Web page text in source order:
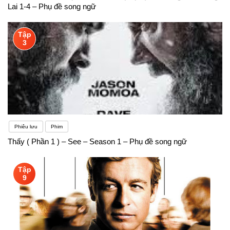
định nghĩa khác nhau cho một từ tiếng Anh sẽ có
các phần khác nhau trong lời nói, vì vậy rất dễ dàng
để phân biệt chúng
Lai 1-4 – Phụ đề song ngữ
Tập
3
Phiêu lưu Phim
Thấy ( Phần 1 ) – See – Season 1 – Phụ đề song ngữ
Tập
9